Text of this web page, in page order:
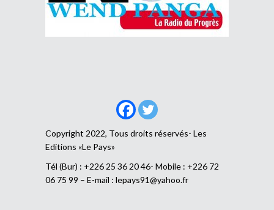
Copyright 2022, Tous droits réservés- Les
Editions «Le Pays»
Tél (Bur) : +226 25 36 20 46- Mobile : +226 72
06 75 99 – E-mail : lepays91@yahoo.fr